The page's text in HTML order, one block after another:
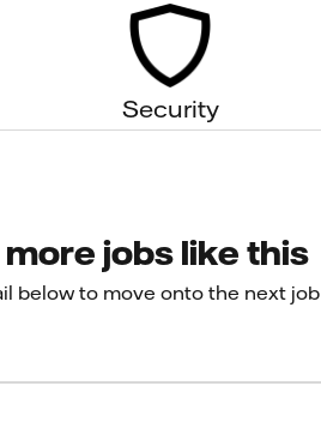
Security
jobs like this
below to move onto the next job